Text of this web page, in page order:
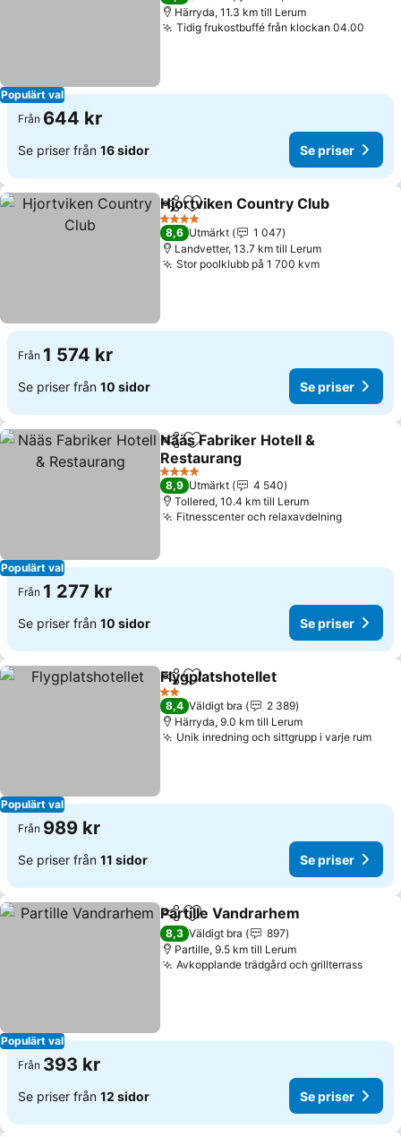
Populärt val
Härryda, 11.3 km till Lerum
Tidig frukostbuffé från klockan 04.00
Från 644 kr
Se priser från 16 sidor Se priser
Dela Lägg till i Mina Favoriter
Hjortviken Country Club
4 Stjärnor
8,6 Utmärkt
1 047
Landvetter, 13.7 km till Lerum
Stor poolklubb på 1 700 kvm
Från 1 574 kr
Se priser från 10 sidor Se priser
Populärt val
Dela Lägg till i Mina Favoriter
Nääs Fabriker Hotell &
Restaurang
4 Stjärnor
8,9 Utmärkt
4 540
Tollered, 10.4 km till Lerum
Fitnesscenter och relaxavdelning
Från 1 277 kr
Se priser från 10 sidor Se priser
Populärt val
Dela Lägg till i Mina Favoriter
Flygplatshotellet
2 Stjärnor
8,4 Väldigt bra
2 389
Härryda, 9.0 km till Lerum
Unik inredning och sittgrupp i varje rum
Från 989 kr
Se priser från 11 sidor Se priser
Populärt val
Dela Lägg till i Mina Favoriter
Partille Vandrarhem
8,3 Väldigt bra
897
Partille, 9.5 km till Lerum
Avkopplande trädgård och grillterrass
Från 393 kr
Se priser från 12 sidor Se priser